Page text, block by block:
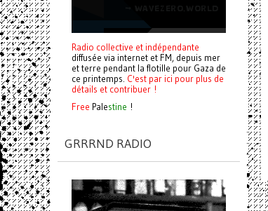
Radio collective et indépendante
diffusée via internet et FM, depuis mer
et terre pendant la flotille pour Gaza de
ce printemps. C'est par ici pour plus de
détails et contribuer !
Free Palestine !
GRRRND RADIO